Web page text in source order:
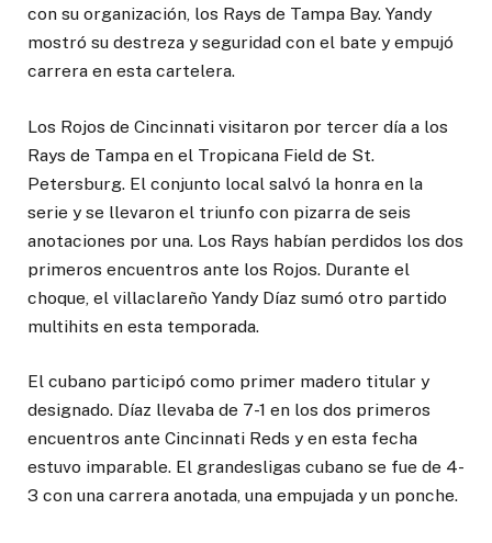
con su organización, los Rays de Tampa Bay. Yandy
mostró su destreza y seguridad con el bate y empujó
carrera en esta cartelera.
Los Rojos de Cincinnati visitaron por tercer día a los
Rays de Tampa en el Tropicana Field de St.
Petersburg. El conjunto local salvó la honra en la
serie y se llevaron el triunfo con pizarra de seis
anotaciones por una. Los Rays habían perdidos los dos
primeros encuentros ante los Rojos. Durante el
choque, el villaclareño Yandy Díaz sumó otro partido
multihits en esta temporada.
El cubano participó como primer madero titular y
designado. Díaz llevaba de 7-1 en los dos primeros
encuentros ante Cincinnati Reds y en esta fecha
estuvo imparable. El grandesligas cubano se fue de 4-
3 con una carrera anotada, una empujada y un ponche.